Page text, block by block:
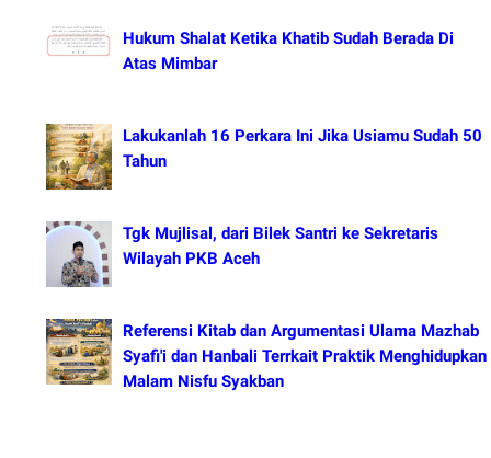
Hukum Shalat Ketika Khatib Sudah Berada Di
Atas Mimbar
Lakukanlah 16 Perkara Ini Jika Usiamu Sudah 50
Tahun
Tgk Mujlisal, dari Bilek Santri ke Sekretaris
Wilayah PKB Aceh
Referensi Kitab dan Argumentasi Ulama Mazhab
Syafi'i dan Hanbali Terrkait Praktik Menghidupkan
Malam Nisfu Syakban